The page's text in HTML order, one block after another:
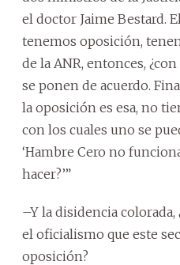
el doctor Jaime Bestard.
tenemos oposición,
de la ANR, entonces,
se ponen de acuerdo.
la oposición es esa, no
con los cuales uno se
‘Hambre Cero no
hacer?’”
–Y la disidencia
el oficialismo que este
oposición?